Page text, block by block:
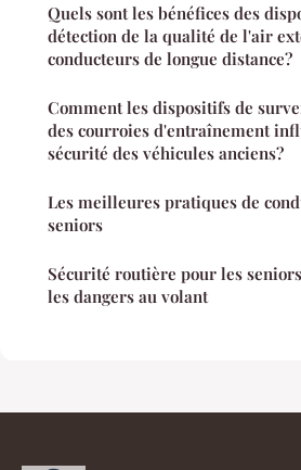
Quels sont les bénéfices des
détection de la qualité de l'air
conducteurs de longue distance?
Comment les dispositifs de
des courroies d'entraînement
sécurité des véhicules anciens?
Les meilleures pratiques de
seniors
Sécurité routière pour les
les dangers au volant